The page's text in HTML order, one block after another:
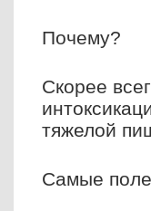
Почему?
Скорее
тяжелой
Самые